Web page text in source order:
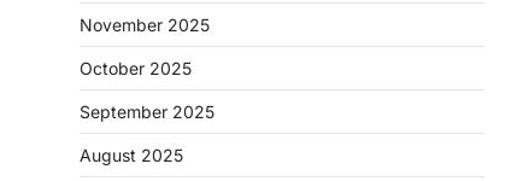
November 2025
October 2025
September 2025
August 2025
CHHATTISGARH
CG: शराब दुकानों में गड़बड़ी पर
आबकारी विभाग का बड़ा एक्शन
More Khabar
रायपुर। छत्तीसगढ़ में शराब दुकानों में अधिक कीमत